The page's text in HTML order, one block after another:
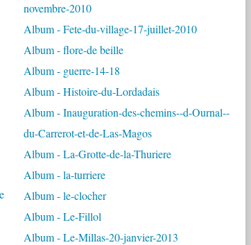
novembre-2010
Album - Fete-du-village-17-juillet-2010
Album - flore-de beille
Album - guerre-14-18
Album - Histoire-du-Lordadais
Album - Inauguration-des-chemins--d-Ournal--
du-Carrerot-et-de-Las-Magos
Album - La-Grotte-de-la-Thuriere
Album - la-turriere
Album - le-clocher
Album - Le-Fillol
Album - Le-Millas-20-janvier-2013